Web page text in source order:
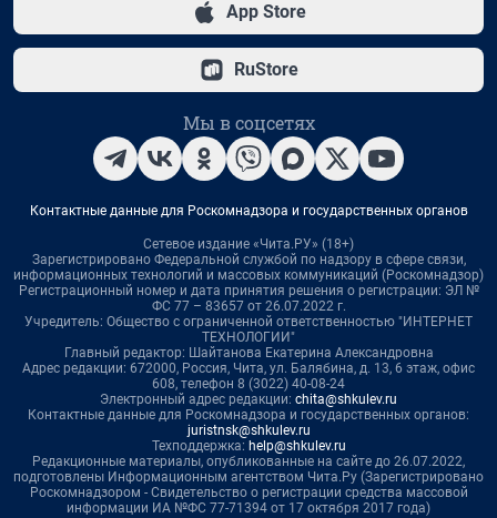
App Store
RuStore
Мы в соцсетях
Контактные данные для Роскомнадзора и государственных органов
Сетевое издание «Чита.РУ» (18+)
Зарегистрировано Федеральной службой по надзору в сфере связи,
информационных технологий и массовых коммуникаций (Роскомнадзор)
Регистрационный номер и дата принятия решения о регистрации: ЭЛ №
ФС 77 – 83657 от 26.07.2022 г.
Учредитель: Общество с ограниченной ответственностью "ИНТЕРНЕТ
ТЕХНОЛОГИИ"
Главный редактор: Шайтанова Екатерина Александровна
Адрес редакции: 672000, Россия, Чита, ул. Балябина, д. 13, 6 этаж, офис
608, телефон 8 (3022) 40-08-24
Электронный адрес редакции: chita@shkulev.ru
Контактные данные для Роскомнадзора и государственных органов:
juristnsk@shkulev.ru
Техподдержка: help@shkulev.ru
Редакционные материалы, опубликованные на сайте до 26.07.2022,
подготовлены Информационным агентством Чита.Ру (Зарегистрировано
Роскомнадзором - Свидетельство о регистрации средства массовой
информации ИА №ФС 77-71394 от 17 октября 2017 года)